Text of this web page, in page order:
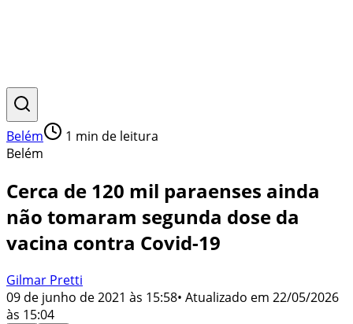
Belém 1 min de leitura
Belém
Cerca de 120 mil paraenses ainda
não tomaram segunda dose da
vacina contra Covid-19
Gilmar Pretti
09 de junho de 2021 às 15:58• Atualizado em 22/05/2026
às 15:04